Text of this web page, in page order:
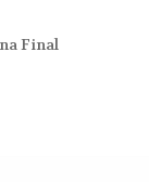
Final